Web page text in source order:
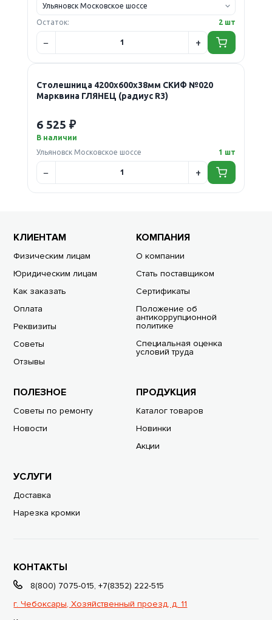
Остаток: 2 шт
Столешница 4200х600х38мм СКИФ №020
Марквина ГЛЯНЕЦ (радиус R3)
6 525 ₽
В наличии
Ульяновск Московское шоссе
1 шт
КЛИЕНТАМ
Физическим лицам
Юридическим лицам
Как заказать
Оплата
Реквизиты
Советы
Отзывы
КОМПАНИЯ
О компании
Стать поставщиком
Сертификаты
Положение об
антикоррупционной
политике
Специальная оценка
условий труда
ПОЛЕЗНОЕ
Советы по ремонту
Новости
ПРОДУКЦИЯ
Каталог товаров
Новинки
Акции
УСЛУГИ
Доставка
Нарезка кромки
КОНТАКТЫ
8(800) 7075-015,+7(8352) 222-515
г. Чебоксары, Хозяйственный проезд, д. 11